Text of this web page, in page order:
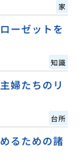
家
ーゼットを
知識
婦たちのリ
台所
るための諸